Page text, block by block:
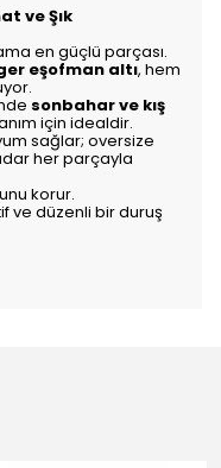
ve Şık
en güçlü parçası.
eşofman altı, hem
sonbahar ve kış
için idealdir.
sağlar; oversize
her parçayla
korur.
ve düzenli bir duruş